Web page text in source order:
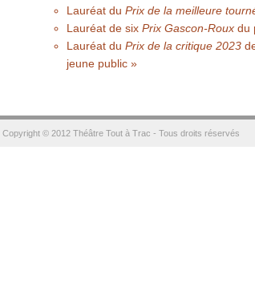
Lauréat du Prix de la meilleure
Lauréat de six Prix Gascon-Roux du
Lauréat du Prix de la critique 2023
jeune public »
Copyright © 2012 Théâtre Tout à Trac - Tous droits réservés